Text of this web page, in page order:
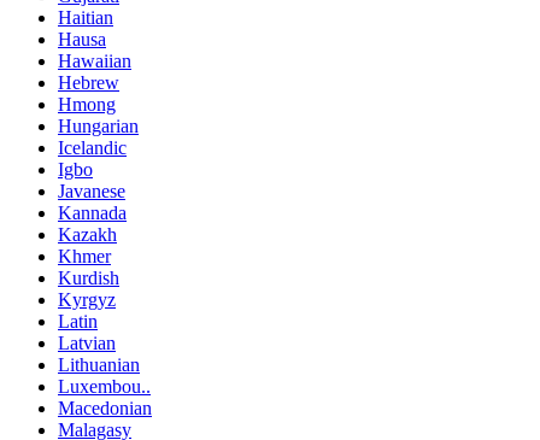
Haitian
Hausa
Hawaiian
Hebrew
Hmong
Hungarian
Icelandic
Igbo
Javanese
Kannada
Kazakh
Khmer
Kurdish
Kyrgyz
Latin
Latvian
Lithuanian
Luxembou..
Macedonian
Malagasy